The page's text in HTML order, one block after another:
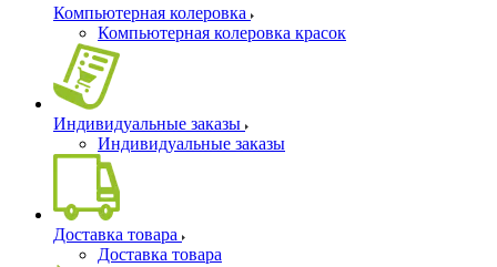
Компьютерная колеровка
Компьютерная колеровка красок
Индивидуальные заказы
Индивидуальные заказы
Доставка товара
Доставка товара